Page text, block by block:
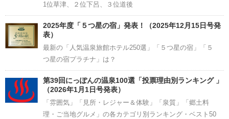
1位草津、２位下呂、３位道後
2025年度「５つ星の宿」発表！（2025年12月15日号発
表）
最新の「人気温泉旅館ホテル250選」「５つ星の宿」「５
つ星の宿プラチナ」は？
第39回にっぽんの温泉100選「投票理由別ランキング 」
（2026年1月1日号発表）
「雰囲気」「見所・レジャー＆体験」「泉質」「郷土料
理・ご当地グルメ」の各カテゴリ別ランキング・ベスト50